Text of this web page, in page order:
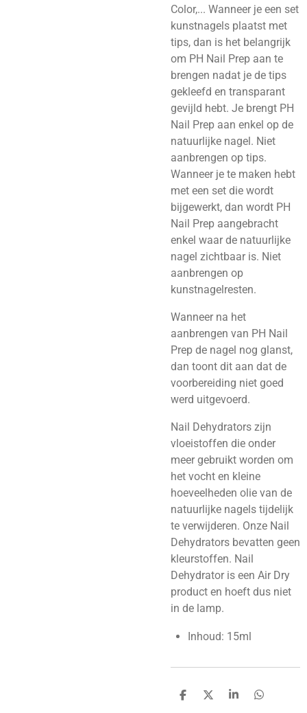
Color,... Wanneer je een set
kunstnagels plaatst met
tips, dan is het belangrijk
om PH Nail Prep aan te
brengen nadat je de tips
gekleefd en transparant
gevijld hebt. Je brengt PH
Nail Prep aan enkel op de
natuurlijke nagel. Niet
aanbrengen op tips.
Wanneer je te maken hebt
met een set die wordt
bijgewerkt, dan wordt PH
Nail Prep aangebracht
enkel waar de natuurlijke
nagel zichtbaar is. Niet
aanbrengen op
kunstnagelresten.
Wanneer na het
aanbrengen van PH Nail
Prep de nagel nog glanst,
dan toont dit aan dat de
voorbereiding niet goed
werd uitgevoerd.
Nail Dehydrators zijn
vloeistoffen die onder
meer gebruikt worden om
het vocht en kleine
hoeveelheden olie van de
natuurlijke nagels tijdelijk
te verwijderen. Onze Nail
Dehydrators bevatten geen
kleurstoffen. Nail
Dehydrator is een Air Dry
product en hoeft dus niet
in de lamp.
Inhoud: 15ml
D
D
S
D